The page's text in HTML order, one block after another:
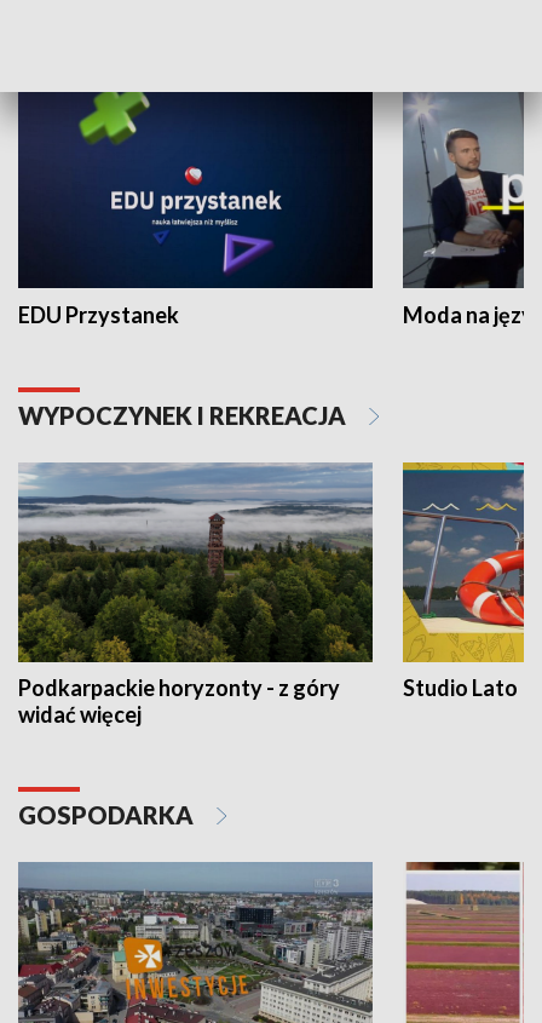
EDU Przystanek Moda na
WYPOCZYNEK I REKREACJA
Podkarpackie horyzonty - z góry
widać więcej
Studio Lato
GOSPODARKA